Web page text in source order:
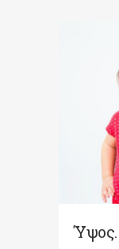
Ύψος.